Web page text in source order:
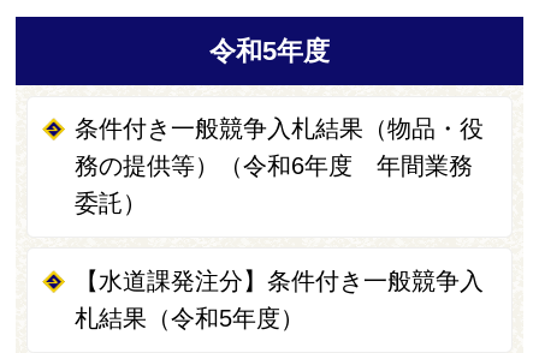
令和5年度
条件付き一般競争入札結果（物品・役
務の提供等）（令和6年度 年間業務
委託）
【水道課発注分】条件付き一般競争入
札結果（令和5年度）